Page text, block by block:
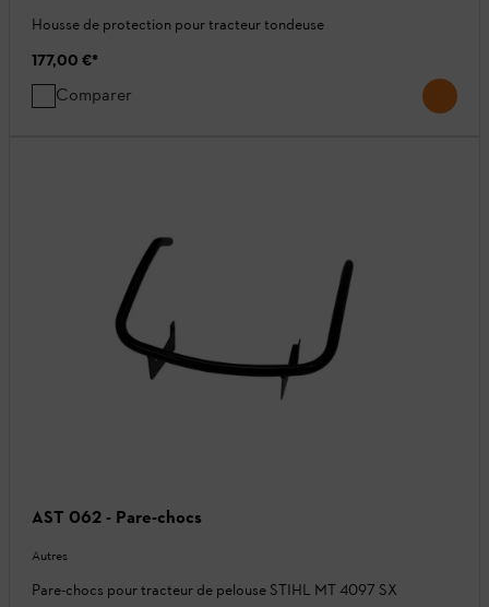
Housse de protection pour tracteur tondeuse
177,00 €*
Comparer
AST 062 - Pare-chocs
Autres
Pare-chocs pour tracteur de pelouse STIHL MT 4097 SX